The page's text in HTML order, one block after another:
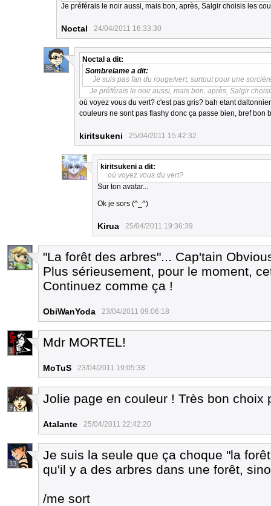
Je préférais le noir aussi, mais bon, après, Salgir choisis les
Noctal 24/04/2011 16:33:30
35
Noctal a dit:
Sombrelame a dit:
Je suis pas fan du rouge/vert, surtout pour une
Je préférais le noir aussi, mais bon, après, Salgir
où voyez vous du vert? c'est pas gris? bah etant
couleurs ne sont pas flashy donc ça passe bien, bref bon
kiritsukeni 25/04/2011 15:42:32
3
kiritsukeni a dit:
où voyez vous du vert?
Sur ton avatar...
Ok je sors (^_^)
Kirua 25/04/2011 19:36:39
2
"La forêt des arbres"... Cap'tain
Plus sérieusement, pour le moment,
Continuez comme ça !
ObiWanYoda 23/04/2011 09:06:18
3
Mdr MORTEL!
MoTuS 23/04/2011 19:05:38
9
Jolie page en couleur ! Très bon choix
Atalante 25/04/2011 22:42:20
33
Je suis la seule que ça choque "la
qu'il y a des arbres dans une forêt,
/me sort